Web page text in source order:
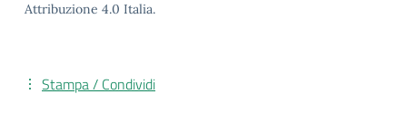
Attribuzione 4.0 Italia.
Stampa / Condividi